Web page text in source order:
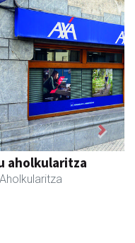
Next